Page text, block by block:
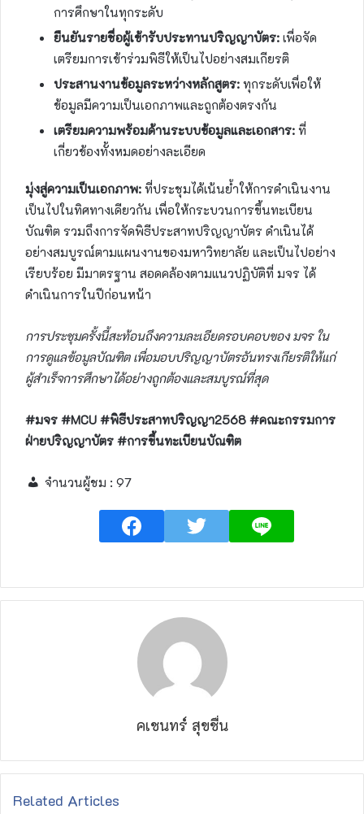
การศึกษาในทุกระดับ
ยืนยันรายชื่อผู้เข้ารับประทานปริญญาบัตร: เพื่อจัด
เตรียมการเข้าร่วมพิธีให้เป็นไปอย่างสมเกียรติ
ประสานงานข้อมูลระหว่างหลักสูตร: ทุกระดับเพื่อให้
ข้อมูลมีความเป็นเอกภาพและถูกต้องตรงกัน
เตรียมความพร้อมด้านระบบข้อมูลและเอกสาร: ที่
เกี่ยวข้องทั้งหมดอย่างละเอียด
มุ่งสู่ความเป็นเอกภาพ: ที่ประชุมได้เน้นย้ำให้การดำเนินงาน
เป็นไปในทิศทางเดียวกัน เพื่อให้กระบวนการขึ้นทะเบียน
บัณฑิต รวมถึงการจัดพิธีประสาทปริญญาบัตร ดำเนินได้
อย่างสมบูรณ์ตามแผนงานของมหาวิทยาลัย และเป็นไปอย่าง
เรียบร้อย มีมาตรฐาน สอดคล้องตามแนวปฏิบัติที่ มจร ได้
ดำเนินการในปีก่อนหน้า
การประชุมครั้งนี้สะท้อนถึงความละเอียดรอบคอบของ มจร ใน
การดูแลข้อมูลบัณฑิต เพื่อมอบปริญญาบัตรอันทรงเกียรติให้แก่
ผู้สำเร็จการศึกษาได้อย่างถูกต้องและสมบูรณ์ที่สุด
#มจร #MCU #พิธีประสาทปริญญา2568 #คณะกรรมการ
ฝ่ายปริญญาบัตร #การขึ้นทะเบียนบัณฑิต
จำนวนผู้ชม : 97
คเชนทร์ สุขชื่น
Related Articles